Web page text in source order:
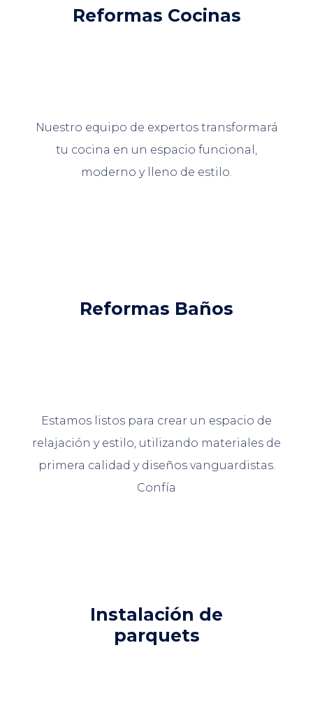
Reformas Cocinas
Nuestro equipo de expertos transformará
tu cocina en un espacio funcional,
moderno y lleno de estilo.
Reformas Baños
Estamos listos para crear un espacio de
relajación y estilo, utilizando materiales de
primera calidad y diseños vanguardistas.
Confía
Instalación de
parquets